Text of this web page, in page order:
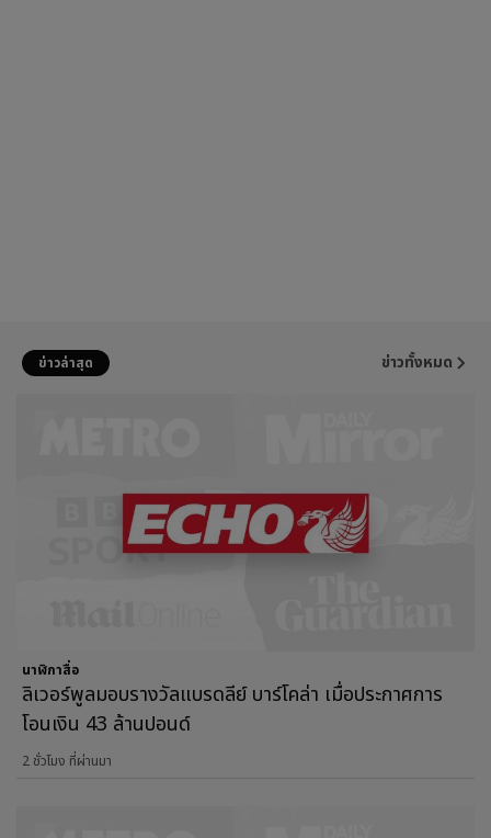
ข่าวล่าสุด ข่าวทั้งหมด
นาฬิกาสื่อ
ลิเวอร์พูลมอบรางวัลแบรดลีย์ บาร์โคล่า เมื่อประกาศการ
โอนเงิน 43 ล้านปอนด์
2 ชั่วโมง ที่ผ่านมา